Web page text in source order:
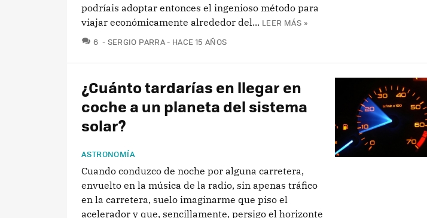
podríais adoptar entonces el ingenioso método para
viajar económicamente alrededor del... LEER MÁS »
6 COMENTARIOS
SERGIO PARRA HACE 15 AÑOS
¿Cuánto tardarías en llegar en
coche a un planeta del sistema
solar?
ASTRONOMÍA
Cuando conduzco de noche por alguna carretera,
envuelto en la música de la radio, sin apenas tráfico
en la carretera, suelo imaginarme que piso el
acelerador y que, sencillamente, persigo el horizonte